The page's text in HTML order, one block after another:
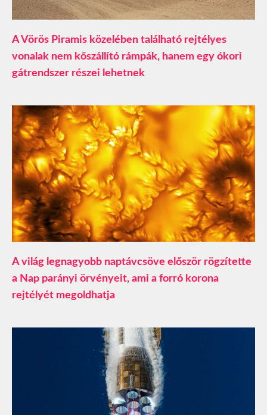
A Vörös Piramis közelében található rejtélyes
vonalak nem kőszállító rámpák, hanem egy ókori
gátrendszer részei lehetnek
A világ legnagyobb naptávcsöve először rögzítette
a Nap parányi örvényeit, ami a forró korona
rejtélyét megoldhatja